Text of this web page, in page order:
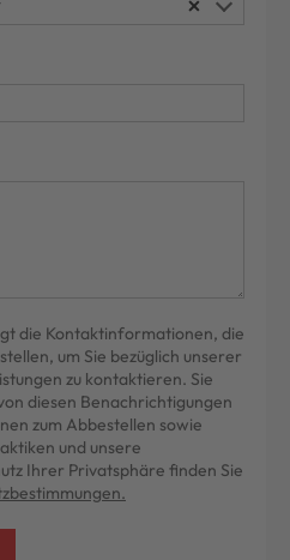
Remove item
die Kontaktinformationen, die
um Sie bezüglich unserer
zu kontaktieren. Sie
diesen Benachrichtigungen
zum Abbestellen sowie
und unsere
Ihrer Privatsphäre finden Sie